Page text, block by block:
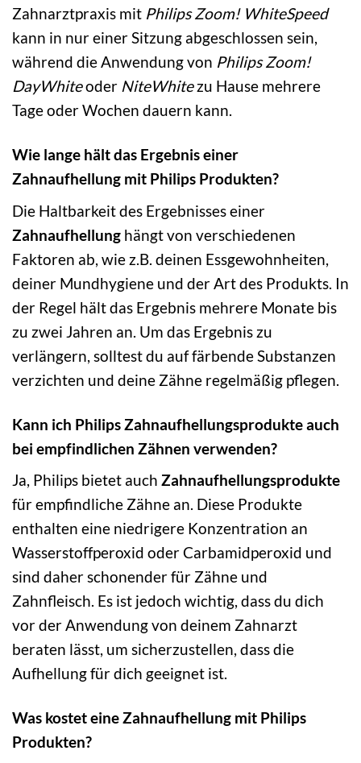
Zahnarztpraxis mit Philips Zoom! WhiteSpeed
kann in nur einer Sitzung abgeschlossen sein,
während die Anwendung von Philips Zoom!
DayWhiteoder NiteWhitezu Hause mehrere
Tage oder Wochen dauern kann.
Wie lange hält das Ergebnis einer
Zahnaufhellung mit Philips Produkten?
Die Haltbarkeit des Ergebnisses einer
Zahnaufhellung hängt von verschiedenen
Faktoren ab, wie z.B. deinen Essgewohnheiten,
deiner Mundhygiene und der Art des Produkts. In
der Regel hält das Ergebnis mehrere Monate bis
zu zwei Jahren an. Um das Ergebnis zu
verlängern, solltest du auf färbende Substanzen
verzichten und deine Zähne regelmäßig pflegen.
Kann ich Philips Zahnaufhellungsprodukte auch
bei empfindlichen Zähnen verwenden?
Ja, Philips bietet auch Zahnaufhellungsprodukte
für empfindliche Zähne an. Diese Produkte
enthalten eine niedrigere Konzentration an
Wasserstoffperoxid oder Carbamidperoxid und
sind daher schonender für Zähne und
Zahnfleisch. Es ist jedoch wichtig, dass du dich
vor der Anwendung von deinem Zahnarzt
beraten lässt, um sicherzustellen, dass die
Aufhellung für dich geeignet ist.
Was kostet eine Zahnaufhellung mit Philips
Produkten?